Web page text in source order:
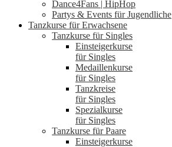
Dance4Fans | HipHop
Partys & Events für Jugendliche
Tanzkurse für Erwachsene
Tanzkurse für Singles
Einsteigerkurse
für Singles
Medaillenkurse
für Singles
Tanzkreise
für Singles
Spezialkurse
für Singles
Tanzkurse für Paare
Einsteigerkurse